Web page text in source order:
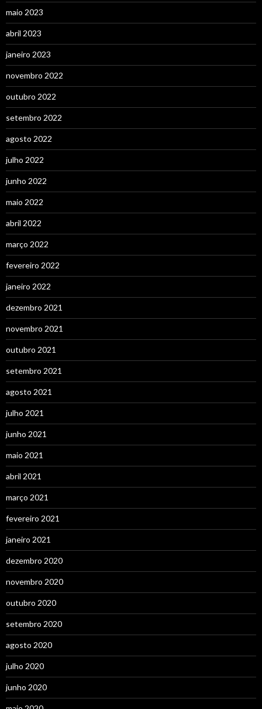
maio 2023
abril 2023
janeiro 2023
novembro 2022
outubro 2022
setembro 2022
agosto 2022
julho 2022
junho 2022
maio 2022
abril 2022
março 2022
fevereiro 2022
janeiro 2022
dezembro 2021
novembro 2021
outubro 2021
setembro 2021
agosto 2021
julho 2021
junho 2021
maio 2021
abril 2021
março 2021
fevereiro 2021
janeiro 2021
dezembro 2020
novembro 2020
outubro 2020
setembro 2020
agosto 2020
julho 2020
junho 2020